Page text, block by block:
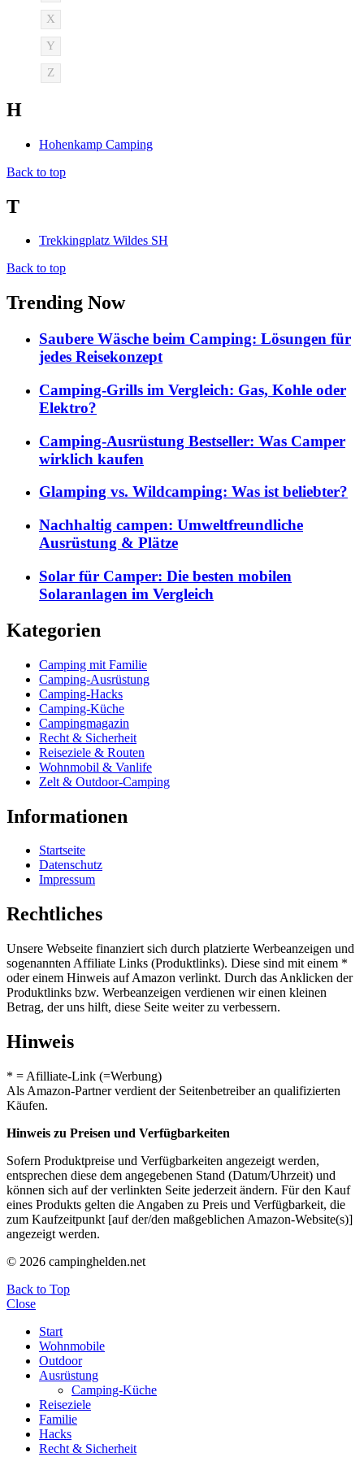
X
Y
Z
H
Hohenkamp Camping
Back to top
T
Trekkingplatz Wildes SH
Back to top
Trending Now
Saubere Wäsche beim Camping: Lösungen für
jedes Reisekonzept
Camping-Grills im Vergleich: Gas, Kohle oder
Elektro?
Camping-Ausrüstung Bestseller: Was Camper
wirklich kaufen
Glamping vs. Wildcamping: Was ist beliebter?
Nachhaltig campen: Umweltfreundliche
Ausrüstung & Plätze
Solar für Camper: Die besten mobilen
Solaranlagen im Vergleich
Kategorien
Camping mit Familie
Camping-Ausrüstung
Camping-Hacks
Camping-Küche
Campingmagazin
Recht & Sicherheit
Reiseziele & Routen
Wohnmobil & Vanlife
Zelt & Outdoor-Camping
Informationen
Startseite
Datenschutz
Impressum
Rechtliches
Unsere Webseite finanziert sich durch platzierte Werbeanzeigen und
sogenannten Affiliate Links (Produktlinks). Diese sind mit einem *
oder einem Hinweis auf Amazon verlinkt. Durch das Anklicken der
Produktlinks bzw. Werbeanzeigen verdienen wir einen kleinen
Betrag, der uns hilft, diese Seite weiter zu verbessern.
Hinweis
* = Afilliate-Link (=Werbung)
Als Amazon-Partner verdient der Seitenbetreiber an qualifizierten
Käufen.
Hinweis zu Preisen und Verfügbarkeiten
Sofern Produktpreise und Verfügbarkeiten angezeigt werden,
entsprechen diese dem angegebenen Stand (Datum/Uhrzeit) und
können sich auf der verlinkten Seite jederzeit ändern. Für den Kauf
eines Produkts gelten die Angaben zu Preis und Verfügbarkeit, die
zum Kaufzeitpunkt [auf der/den maßgeblichen Amazon-Website(s)]
angezeigt werden.
© 2026 campinghelden.net
Back to Top
Close
Start
Wohnmobile
Outdoor
Ausrüstung
Camping-Küche
Reiseziele
Familie
Hacks
Recht & Sicherheit